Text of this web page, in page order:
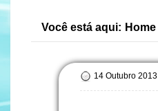
Você está aqui: Home
14 Outubro 2013